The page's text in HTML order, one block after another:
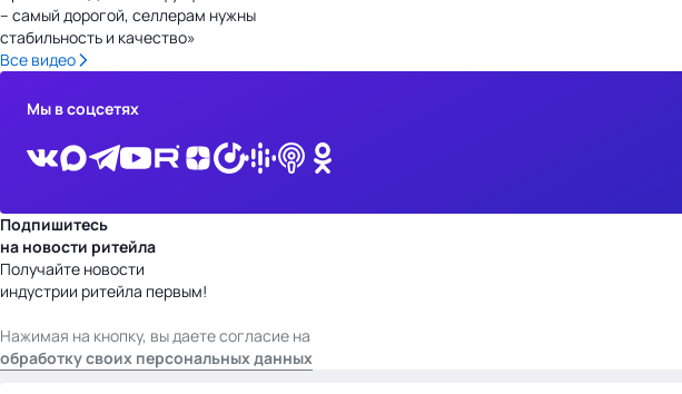
– самый дорогой, селлерам нужны
стабильность и качество»
Все видео
Мы в соцсетях
Подпишитесь
на новости ритейла
Получайте новости
индустрии ритейла первым!
Нажимая на кнопку, вы даете согласие на
обработку своих персональных данных